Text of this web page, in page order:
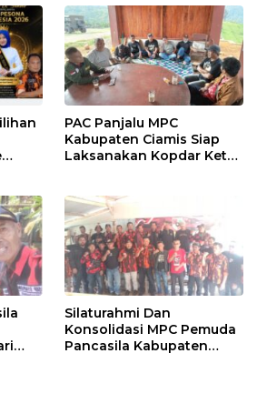
PAC Panjalu MPC
Kabupaten Ciamis Siap
Laksanakan Kopdar Ketua
Silaturahmi Dan
Konsolidasi MPC Pemuda
Pancasila Kabupaten